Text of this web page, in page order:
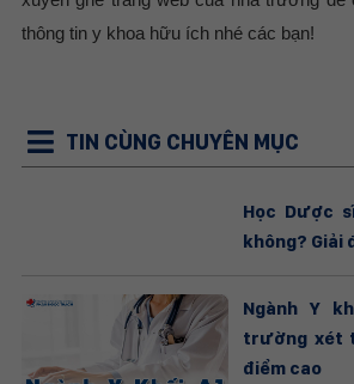
thông tin y khoa hữu ích nhé các bạn!
TIN CÙNG CHUYÊN MỤC
Học Dược
không? Giải
Ngành Y
trường xét
điểm cao